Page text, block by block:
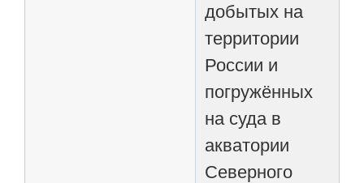
добытых на
территории
России и
погружённых
на суда в
акватории
Северного